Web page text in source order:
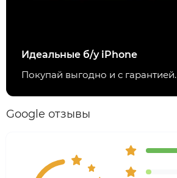
Идеальные б/у iPhone
Покупай выгодно и с гарантией.
Google отзывы